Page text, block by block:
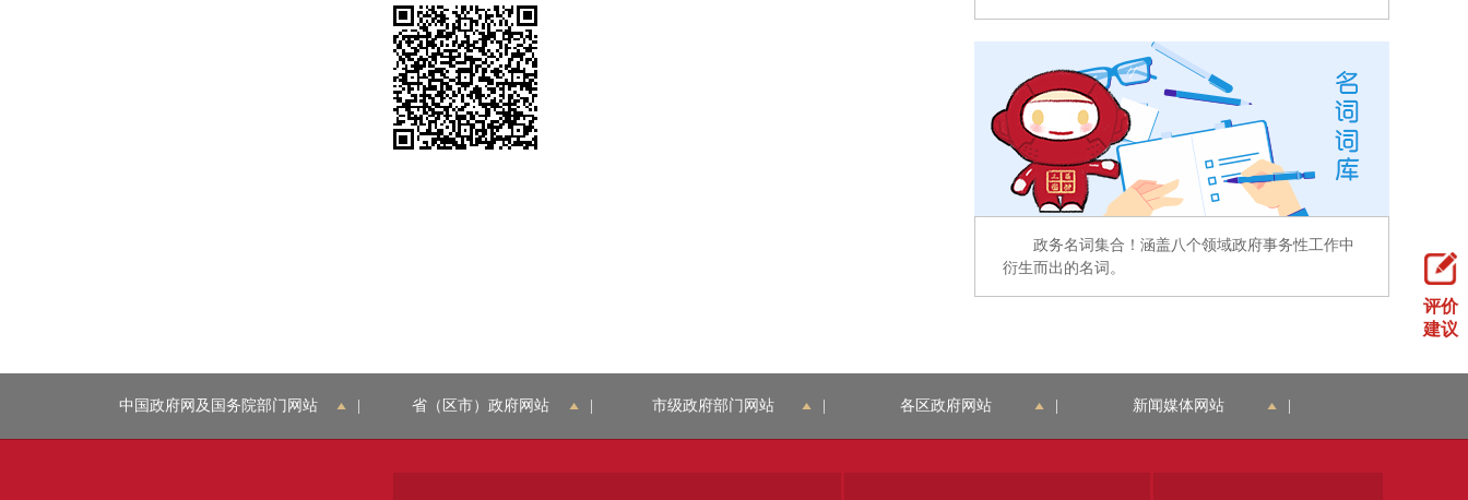
政务名词集合！涵盖八个领域政府事务性工作中
衍生而出的名词。
评价
建议
中国政府网及国务院部门网站 省（区市）政府网站 市级政府部门网站 各区政府网站 新闻媒体网站